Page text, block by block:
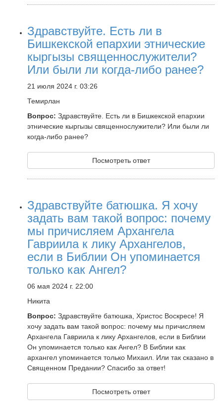
Здравствуйте. Есть ли в
Бишкекской епархии этнические
кыргызы священнослужители?
Или были ли когда-либо ранее?
21 июля 2024 г. 03:26
Темирлан
Вопрос: Здравствуйте. Есть ли в Бишкекской епархии
этнические кыргызы священнослужители? Или были ли
когда-либо ранее?
Посмотреть ответ
Здравствуйте батюшка. Я хочу
задать вам такой вопрос: почему
мы причисляем Архангела
Гавриила к лику Архангелов,
если в Библии Он упоминается
только как Ангел?
06 мая 2024 г. 22:00
Никита
Вопрос: Здравствуйте батюшка, Христос Воскресе! Я
хочу задать вам такой вопрос: почему мы причисляем
Архангела Гавриила к лику Архангелов, если в Библии
Он упоминается только как Ангел? В Библии как
архангел упоминается только Михаил. Или так сказано в
Священном Предании? Спасибо за ответ!
Посмотреть ответ